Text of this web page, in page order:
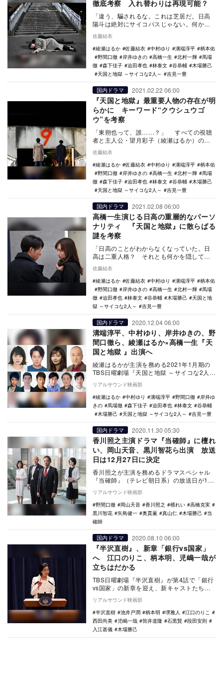
徹底考察 入れ替わりは再現可能？
「違う、騙されるな。これは芝居だ。日高
陽斗は絶対にサイコパスじゃない。何か意
図があるはずだ。何か……」 日曜劇場
『天国と地獄…
佐藤結衣
綾瀬はるか
佐藤結衣 中村ゆり 溝端淳平
柄本佑
野間口徹
岸井ゆきの 高橋一生 北村一輝
馬場
徹
森下佳子 迫田孝也 林泰文 谷恭輔
木場勝己
天国と地獄 ～サイコな2人～
吉見一豊
国内ドラマ 2021.02.22 06:00
『天国と地獄』最重要人物の存在が明
らかに キーワード“クウシュウゴ
ウ”を考察
「東朔也って、誰……？」 すべての視聴
者と主人公・望月彩子（綾瀬はるか）の心
境がリンクした日曜劇場『天国と地獄〜サ
イコな2人…
佐藤結衣
綾瀬はるか
佐藤結衣 中村ゆり 溝端淳平
柄本佑
野間口徹
岸井ゆきの 高橋一生 北村一輝
馬場
徹
森下佳子 迫田孝也 林泰文 谷恭輔
木場勝己
天国と地獄 ～サイコな2人～
吉見一豊
国内ドラマ 2021.02.08 06:00
高橋一生演じる日高の重層的なパーソ
ナリティ 『天国と地獄』に散らばる
謎を考察
「日高のことがわからなくなっていた。日
高は二重人格？ それとも何かを隠してい
る？ 大切な誰かを守るために。そのため
に、人殺しを犯…
佐藤結衣
綾瀬はるか
佐藤結衣 中村ゆり 溝端淳平
柄本佑
野間口徹
岸井ゆきの 高橋一生 北村一輝
馬場
徹
迫田孝也 林泰文 谷恭輔 木場勝己
天国と地
獄 ～サイコな2人～
吉見一豊
国内ドラマ 2020.12.04 06:00
溝端淳平、中村ゆり、岸井ゆきの、野
間口徹ら、綾瀬はるか×高橋一生『天
国と地獄 』出演へ
綾瀬はるかが主演を務める2021年1月期の
TBS日曜劇場『天国と地獄 ～サイコな2人
～』に、溝端淳平、中村ゆり、迫田孝也、
林泰文…
リアルサウンド映画部
綾瀬はるか
中村ゆり 溝端淳平 野間口徹
岸井ゆ
きの
馬場徹 森下佳子 迫田孝也 林泰文
谷恭輔
木場勝己
天国と地獄 ～サイコな2人～ 吉見一豊
国内ドラマ 2020.11.30 05:30
香川照之主演ドラマ『当確師』に檀れ
い、岡山天音、黒川智花ら出演 放送
日は12月27日に決定
香川照之が主演を務めるドラマスペシャル
『当確師』（テレビ朝日系）の放送日が12
月27日19時からに決定し、追加キャストと
して、檀…
リアルサウンド映画部
野間口徹
岡山天音 香川照之 檀れい
高橋克実
黒川智花
矢島健一 奥貫薫 真山仁 木場勝己
当
確師
国内ドラマ 2020.08.10 06:00
『半沢直樹』、新章「銀行vs国家」
へ 江口のりこ、柄本明、児嶋一哉が
立ちはだかる
TBS日曜劇場『半沢直樹』が第4話で「銀行
vs国家」の新章を迎え、新キャストたちが
登場した。 前作と同じく、池井戸潤の
『半沢…
リアルサウンド映画部
半沢直樹
池井戸潤 柄本明 堺雅人
江口のりこ
西田尚美
児嶋一哉 筒井道隆 石黒賢
段田安則
入江甚儀
木場勝己